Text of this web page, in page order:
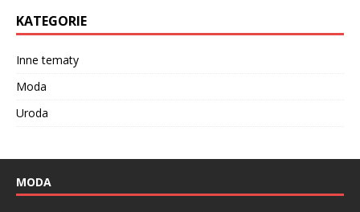
KATEGORIE
Inne tematy
Moda
Uroda
MODA